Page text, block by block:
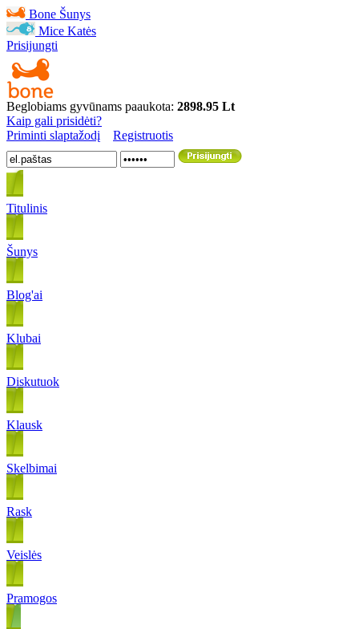
Bone Šunys
Mice Katės
Prisijungti
Beglobiams gyvūnams paaukota: 2898.95 Lt
Kaip gali prisidėti?
Priminti slaptažodį
Registruotis
Titulinis
Šunys
Blog'ai
Klubai
Diskutuok
Klausk
Skelbimai
Rask
Veislės
Pramogos